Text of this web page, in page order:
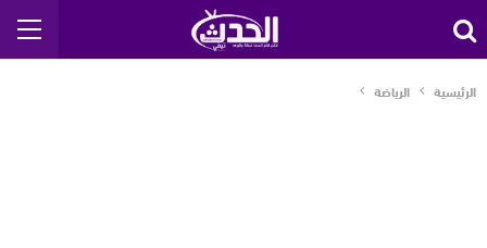
الرئيسية الرياضة